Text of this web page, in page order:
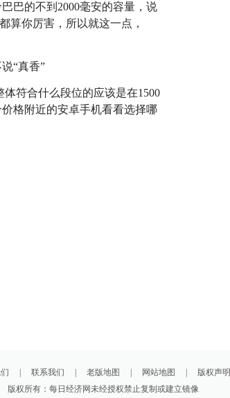
巴的不到2000毫安的容量，说
算你厉害，所以就这一点，
体符合什么段位的应该是在1500
格附近的安卓手机看看选择哪
联系我们 老版地图 网站地图
版权声明
版权所有：每日经济网未经授权禁止复制或建立镜像